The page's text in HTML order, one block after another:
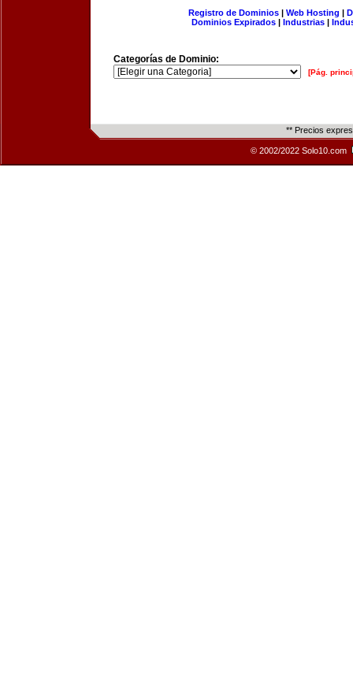
Registro de Dominios| Web Hosting |
Dominios Expirados | Industrias |
Categorías de Dominio:
[Pág.
** Precios
© 2002/2022 Solo10.com